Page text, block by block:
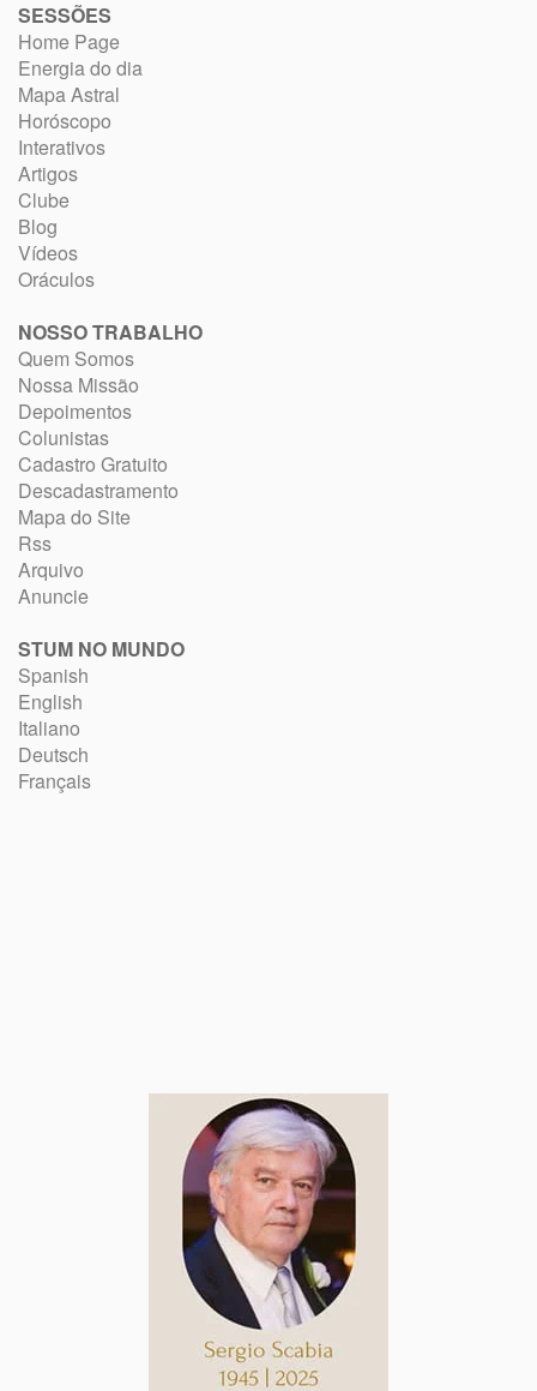
SESSÕES
Home Page
Energia do dia
Mapa Astral
Horóscopo
Interativos
Artigos
Clube
Blog
Vídeos
Oráculos
NOSSO TRABALHO
Quem Somos
Nossa Missão
Depoimentos
Colunistas
Cadastro Gratuito
Descadastramento
Mapa do Site
Rss
Arquivo
Anuncie
STUM NO MUNDO
Spanish
English
Italiano
Deutsch
Français